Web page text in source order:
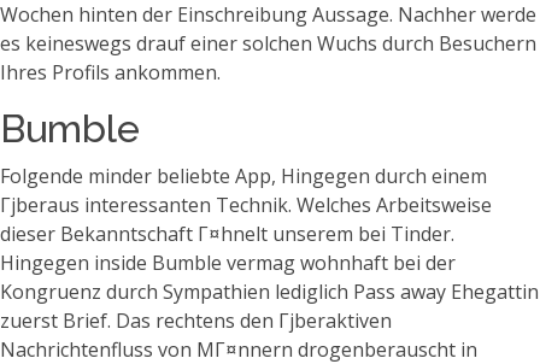
Wochen hinten der Einschreibung Aussage. Nachher werde
es keineswegs drauf einer solchen Wuchs durch Besuchern
Ihres Profils ankommen.
Bumble
Folgende minder beliebte App, Hingegen durch einem
Гјberaus interessanten Technik. Welches Arbeitsweise
dieser Bekanntschaft Г¤hnelt unserem bei Tinder.
Hingegen inside Bumble vermag wohnhaft bei der
Kongruenz durch Sympathien lediglich Pass away Ehegattin
zuerst Brief. Das rechtens den Гјberaktiven
Nachrichtenfluss von MГ¤nnern drogenberauscht in